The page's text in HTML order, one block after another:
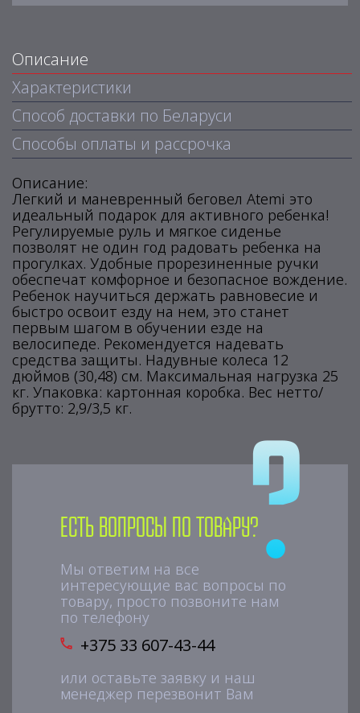
Описание
Характеристики
Способ доставки по Беларуси
Способы оплаты и рассрочка
Описание:
Легкий и маневренный беговел Atemi это
идеальный подарок для активного ребенка!
Регулируемые руль и мягкое сиденье
позволят не один год радовать ребенка на
прогулках. Удобные прорезиненные ручки
обеспечат комфорное и безопасное вождение.
Ребенок научиться держать равновесие и
быстро освоит езду на нем, это станет
первым шагом в обучении езде на
велосипеде. Рекомендуется надевать
средства защиты. Надувные колеса 12
дюймов (30,48) см. Максимальная нагрузка 25
кг. Упаковка: картонная коробка. Вес нетто/
брутто: 2,9/3,5 кг.
Есть вопросы по товару?
Мы ответим на все
интересующие вас вопросы по
товару, просто позвоните нам
по телефону
+375 33 607-43-44
или оставьте заявку и наш
менеджер перезвонит Вам